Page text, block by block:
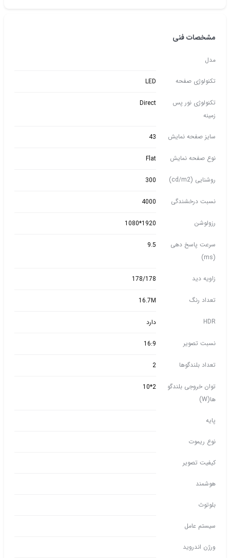
مشخصات فنی
مدل
تکنولوژی صفحه LED
تکنولوژی نور پس
زمینه
Direct
سایز صفحه نمایش 43
نوع صفحه نمایش Flat
روشنایی (cd/m2) 300
نسبت درخشندگی 4000
رزولوشن 1920*1080
سرعت پاسخ دهی
(ms)
9.5
زاویه دید 178/178
تعداد رنگ 16.7M
HDR دارد
نسبت تصویر 16:9
تعداد بلندگوها 2
توان خروجی بلندگو
ها(W)
2*10
پایه
نوع ریموت
کیفیت تصویر
هوشمند
بلوتوث
سیستم عامل
ورژن اندروید